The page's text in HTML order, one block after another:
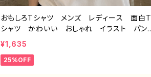
おもしろTシャツ メンズ レディース 面白T
シャツ かわいい おしゃれ イラスト パン
ダ 動物 ゆるかわ ゆるい ユニーク ネタ
系 オリジナルキャラクター おすすめ 個性
的 人気 イラストレーター クリエイター
¥1,635
25%OFF